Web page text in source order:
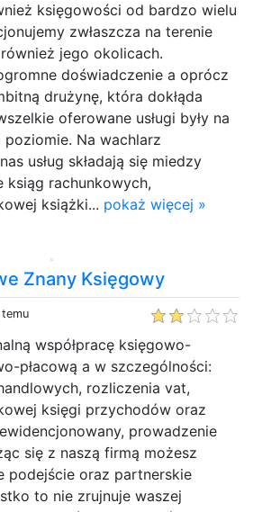
księgowości od bardzo wielu
zwłaszcza na terenie
jego okolicach.
doświadczenie a oprócz
drużynę, która dokłąda
oferowane usługi były na
Na wachlarz
usług składają się miedzy
ksiąg rachunkowych,
książki... pokaż więcej »
Znany Księgowy
współpracę księgowo-
płacową a w szczególności:
rozliczenia vat,
księgi przychodów oraz
prowadzenie
się z naszą firmą możesz
podejście oraz partnerskie
to nie zrujnuje waszej